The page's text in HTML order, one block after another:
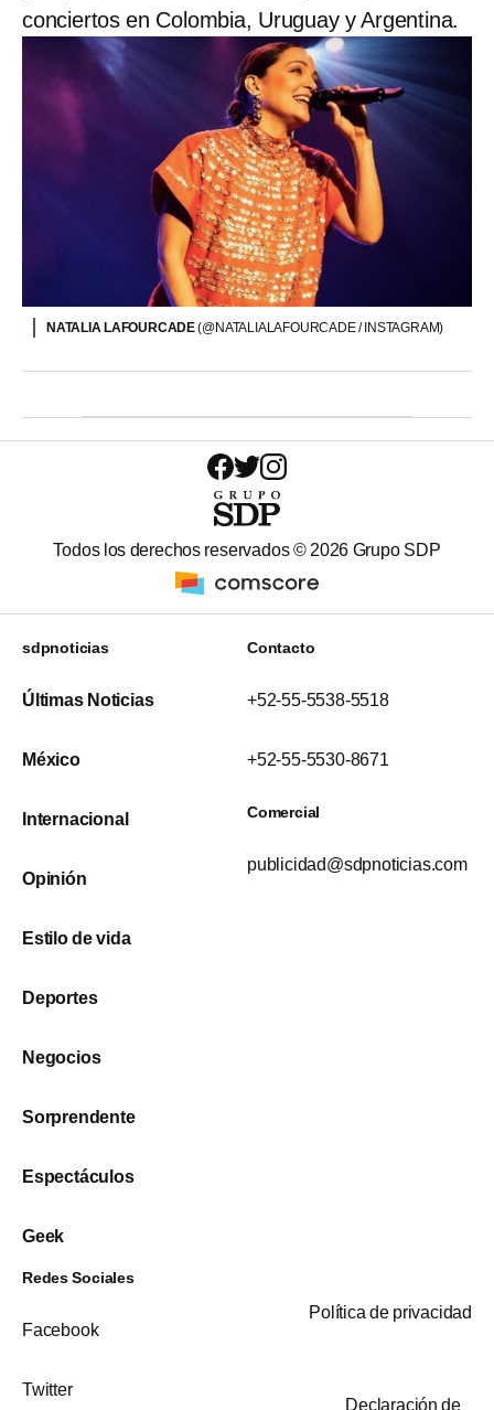
conciertos en Colombia, Uruguay y Argentina.
NATALIA LAFOURCADE(@NATALIALAFOURCADE / INSTAGRAM)
Todos los derechos reservados © 2026 Grupo SDP
sdpnoticias
Últimas Noticias
México
Internacional
Opinión
Estilo de vida
Deportes
Negocios
Sorprendente
Espectáculos
Geek
Contacto
+52-55-5538-5518
+52-55-5530-8671
Comercial
publicidad@sdpnoticias.com
Redes Sociales
Facebook
Twitter
Política de privacidad
Declaración de